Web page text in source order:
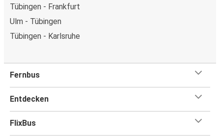
Tübingen - Frankfurt
Ulm - Tübingen
Tübingen - Karlsruhe
Fernbus
Entdecken
FlixBus